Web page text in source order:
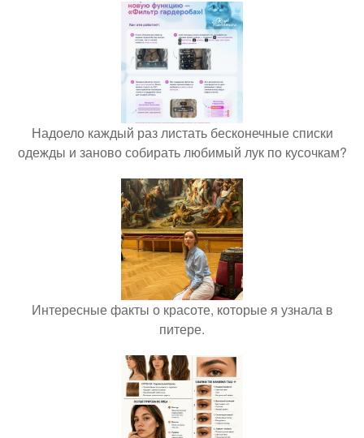
Надоело каждый раз листать бесконечные списки
одежды и заново собирать любимый лук по кусочкам?
Интересные факты о красоте, которые я узнала в
питере.